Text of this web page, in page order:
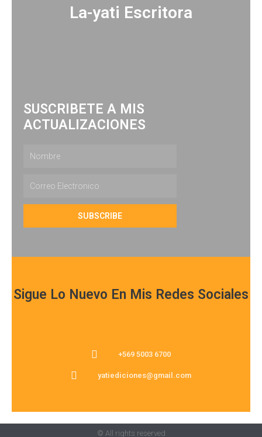
La-yati Escritora
SUSCRIBETE A MIS
ACTUALIZACIONES
Nombre
Email
SUBSCRIBE
Sigue Lo Nuevo En Mis Redes Sociales
+569 5003 6700
yatiediciones@gmail.com
© All rights reserved